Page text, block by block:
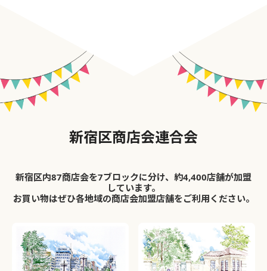
新宿区商店会連合会
新宿区内87商店会を7ブロックに分け、約4,400店舗が加盟
しています。
お買い物はぜひ各地域の商店会加盟店舗をご利用ください。